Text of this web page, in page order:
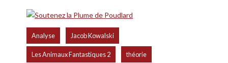
Analyse Jacob Kowalski
Les Animaux Fantastiques 2 théorie